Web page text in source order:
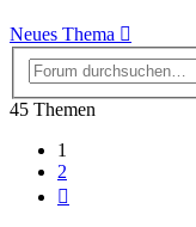
Neues Thema
45 Themen
1
2